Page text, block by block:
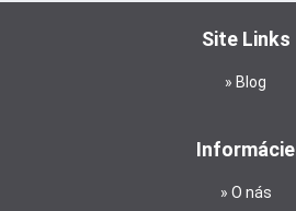
Site Links
Blog
Informácie
O nás